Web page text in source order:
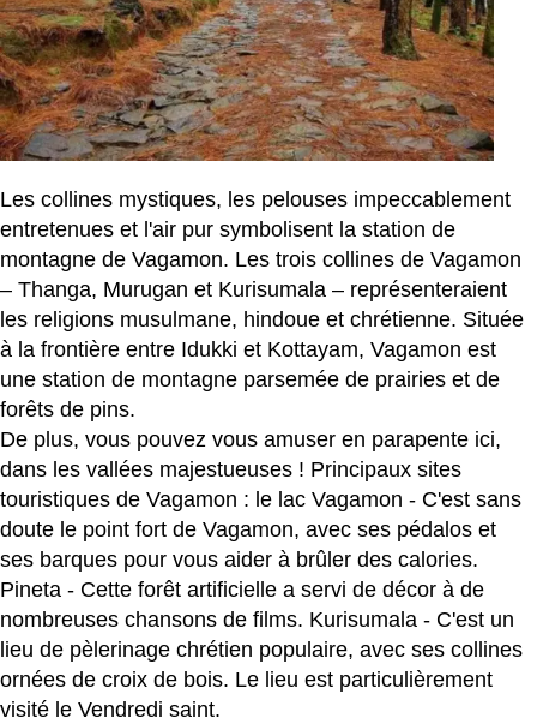
Les collines mystiques, les pelouses impeccablement
entretenues et l'air pur symbolisent la station de
montagne de Vagamon. Les trois collines de Vagamon
– Thanga, Murugan et Kurisumala – représenteraient
les religions musulmane, hindoue et chrétienne. Située
à la frontière entre Idukki et Kottayam, Vagamon est
une station de montagne parsemée de prairies et de
forêts de pins.
De plus, vous pouvez vous amuser en parapente ici,
dans les vallées majestueuses ! Principaux sites
touristiques de Vagamon : le lac Vagamon - C'est sans
doute le point fort de Vagamon, avec ses pédalos et
ses barques pour vous aider à brûler des calories.
Pineta - Cette forêt artificielle a servi de décor à de
nombreuses chansons de films. Kurisumala - C'est un
lieu de pèlerinage chrétien populaire, avec ses collines
ornées de croix de bois. Le lieu est particulièrement
visité le Vendredi saint.